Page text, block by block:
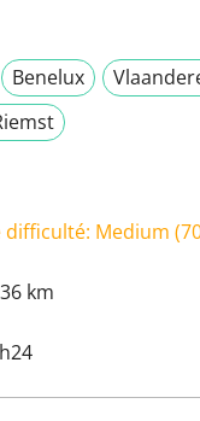
Benelux
difficulté: Medium
36 km